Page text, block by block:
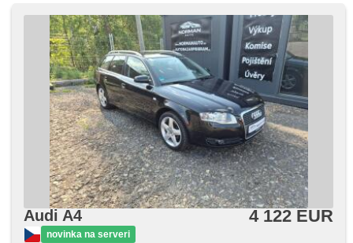
Audi A4
novinka na serveri
4 122 EUR